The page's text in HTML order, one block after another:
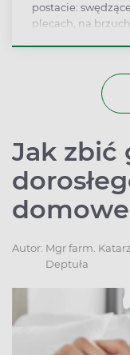
postacie:
plecach, na
bakteryjne. Jeśli
utrzymuje się
Jak zbić
Autor: Mgr farm.
Deptuła